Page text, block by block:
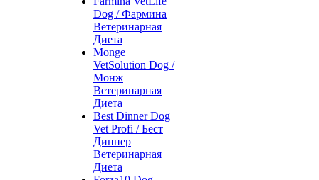
Dog / Фармина
Ветеринарная
Диета
Monge
VetSolution Dog /
Монж
Ветеринарная
Диета
Best Dinner Dog
Vet Profi / Бест
Диннер
Ветеринарная
Диета